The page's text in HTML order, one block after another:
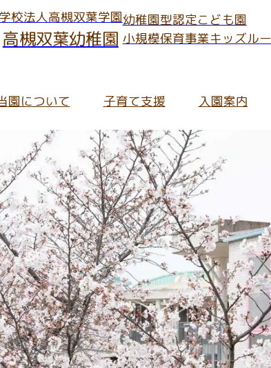
学校法人高槻双葉学園
高槻双葉幼稚園
幼稚園型認定こども園
小規模保育事業キッズル
せ
域の
お知らせ
Information
キッズルームだより
ふたばっこブログ
ふたばっこブログアー
園について
ージ
み
提出書類
護方針
保育への想い・考え
園での生活
園での一日
主な年間行事
給食と食育
子育て支援
護者さま
向け
地域の
のお知らせ
かり事業「スマイル」
室
ーム / つちっこルーム
庭ピクニック/
在園児の保護者さま向け
保育にかかわる活動
預かり保育
子育て支援講演会
入園案内
園
るInformation
て
手続きフロー
る費用/諸費用
育時間
て
ース案内
未就園児預かり事業「
入園についてのよくあ
入園についてのお問い
ムだより
ム入園のご案内
ムふたばについてのよくあるご質問
ムふたばの見学お申し込み・お問い合わせ
要項
ルバイト募集要項
てのよくあるご質問
のご応募・お問い合わせについて
ついて
いて
て
て
ムふたばについて
て